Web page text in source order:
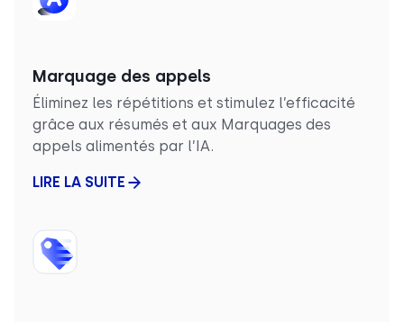
Marquage des appels
Éliminez les répétitions et stimulez l’efficacité
grâce aux résumés et aux Marquages des
appels alimentés par l’IA.
LIRE LA SUITE